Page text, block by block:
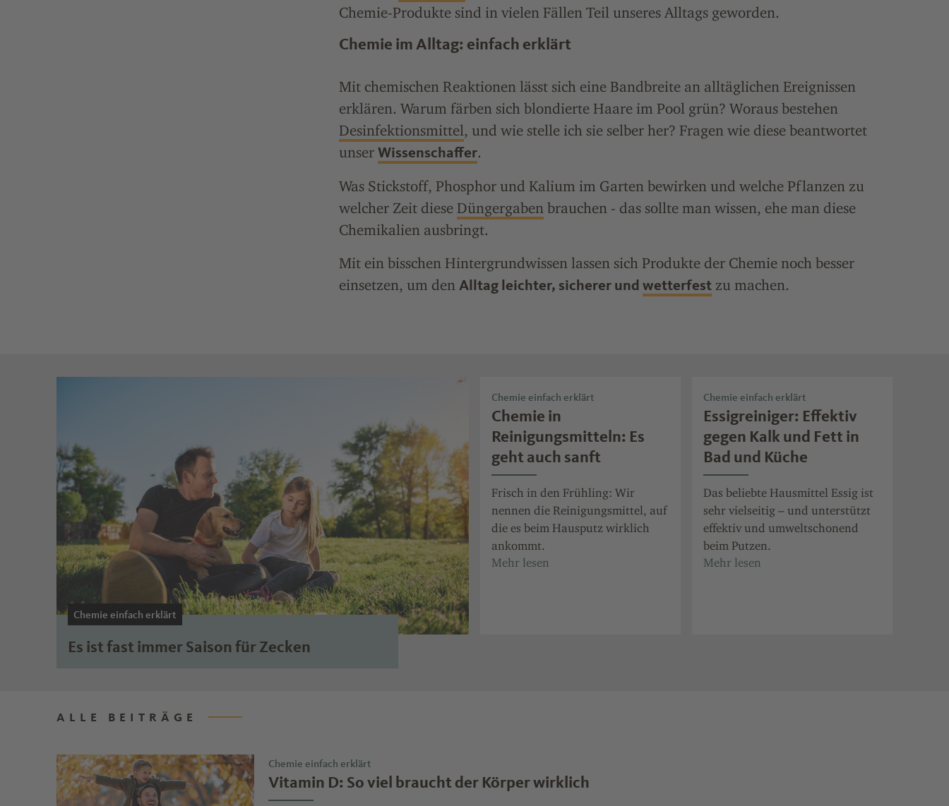
Chemie-Produkte sind in vielen Fällen Teil unseres Alltags geworden.
Chemie im Alltag: einfach erklärt
Mit chemischen Reaktionen lässt sich eine Bandbreite an alltäglichen Ereignissen
erklären. Warum färben sich blondierte Haare im Pool grün? Woraus bestehen
Desinfektionsmittel, und wie stelle ich sie selber her? Fragen wie diese beantwortet
unser Wissenschaffer.
Was Stickstoff, Phosphor und Kalium im Garten bewirken und welche Pflanzen zu
welcher Zeit diese Düngergaben brauchen - das sollte man wissen, ehe man diese
Chemikalien ausbringt.
Mit ein bisschen Hintergrundwissen lassen sich Produkte der Chemie noch besser
einsetzen, um den Alltag leichter, sicherer und wetterfest zu machen.
Chemie einfach erklärt
Es ist fast immer Saison für Zecken
Chemie einfach erklärt
Chemie in
Reinigungsmitteln: Es
geht auch sanft
Frisch in den Frühling: Wir
nennen die Reinigungsmittel, auf
die es beim Hausputz wirklich
ankommt.
Chemie einfach erklärt
Essigreiniger: Effektiv
gegen Kalk und Fett in
Bad und Küche
Das beliebte Hausmittel Essig ist
sehr vielseitig – und unterstützt
effektiv und umweltschonend
beim Putzen.
ALLE BEITRÄGE
Chemie einfach erklärt
Vitamin D: So viel braucht der Körper wirklich